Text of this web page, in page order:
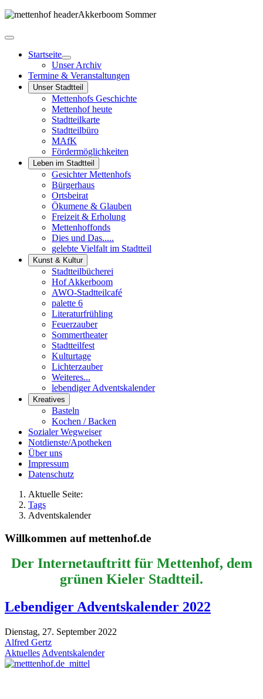
Startseite
Unser Archiv
Termine & Veranstaltungen
Unser Stadtteil
Mettenhofs Geschichte
Mettenhof heute
Stadtteilkarte
Stadtteilbüro
MAfK
Fördermöglichkeiten
Leben im Stadtteil
Gesichter Mettenhofs
Bürgerhaus
Ortsbeirat
Ökumene & Glauben
Freizeit & Erholung
Mettenhoffonds
Dies und Das.....
gelebte Vielfalt im Stadtteil
Kunst & Kultur
Stadtteilbücherei
Hof Akkerboom
AWO-Stadtteilcafé
palette 6
Literaturfrühling
Feuerzauber
Sommertheater
Stadtteilfest
Kulturtage
Lichterzauber
Weiteres...
lebendiger Adventskalender
Kreatives
Basteln
Kochen / Backen
Sozialer Wegweiser
Notdienste/Apotheken
Über uns
Impressum
Datenschutz
Aktuelle Seite:
Tags
Adventskalender
Willkommen auf mettenhof.de
Der Internetauftritt für Mettenhof, dem
grünen Kieler Stadtteil.
Lebendiger Adventskalender 2022
Dienstag, 27. September 2022
Alfred Gertz
Aktuelles Adventskalender